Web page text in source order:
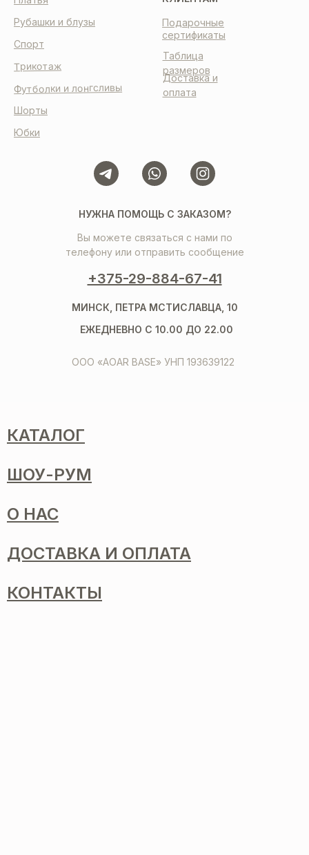
Таблица
размеров
Доставка и
оплата
Подарочные
сертификаты
НУЖНА ПОМОЩЬ С ЗАКАЗОМ?
Вы можете связаться с нами по
телефону или отправить сообщение
+375-29-884-67-41
ООО «AOAR BASE» УНП 193639122
МИНСК, ПЕТРА МСТИСЛАВЦА, 10
ЕЖЕДНЕВНО С 10.00 ДО 22.00
Шорты
Спорт
Рубашки и блузы
Трикотаж
Футболки и лонгсливы
Юбки
КАТАЛОГ
ШОУ-РУМ
О НАС
ДОСТАВКА И ОПЛАТА
КОНТАКТЫ